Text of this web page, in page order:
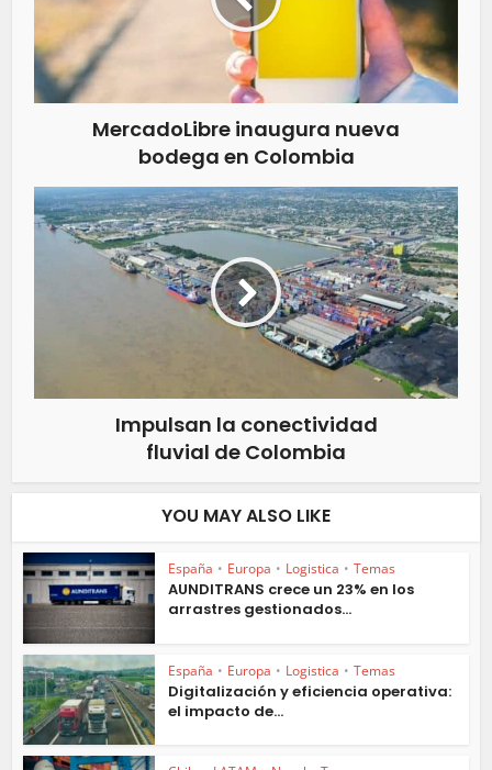
MercadoLibre inaugura nueva
bodega en Colombia
Impulsan la conectividad
fluvial de Colombia
YOU MAY ALSO LIKE
España • Europa • Logistica • Temas
AUNDITRANS crece un 23% en los
arrastres gestionados...
España • Europa • Logistica • Temas
Digitalización y eficiencia operativa:
el impacto de...